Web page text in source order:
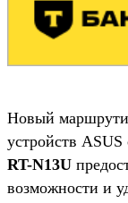
Новый
устройств ASUS
RT-N13U
возможности и